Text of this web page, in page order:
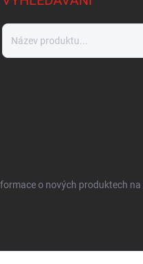
o nových produktech na